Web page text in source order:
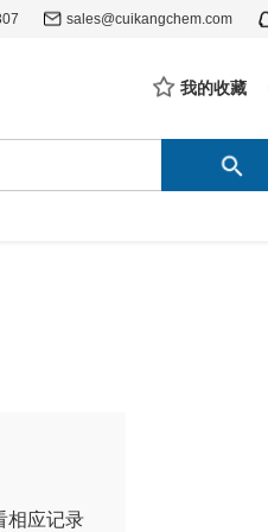
sales@cuikangchem.com
我的收藏
相应记录